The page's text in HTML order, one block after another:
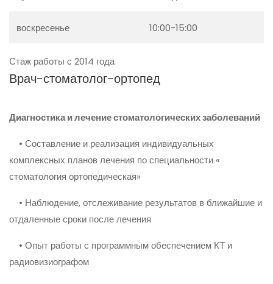
воскресенье 10:00-15:00
Стаж работы с 2014 года
Врач-стоматолог-ортопед
Диагностика и лечение стоматологических заболеваний
• Составление и реализация индивидуальных
комплексных планов лечения по специальности «
стоматология ортопедическая»
• Наблюдение, отслеживание результатов в ближайшие и
отдаленные сроки после лечения
• Опыт работы с программным обеспечением КТ и
радиовизиографом